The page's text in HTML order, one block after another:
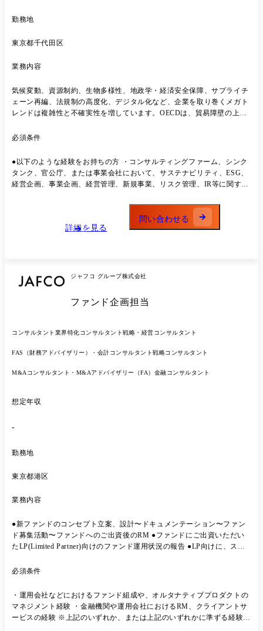
ン」を支える営業部門への連携を強化します。 <市場調査・分析業務(事
因の分析と標準化を通じて、事業拡大戦略を策定します。
勤務地
東京都千代田区
業務内容
気候変動、資源制約、生物多様性、地政学・経済安全保障、サプライチ
ェーン再編、法規制の高度化、デジタル化など、企業を取り巻くメガト
レンドは複雑性と不確実性を増しています。OECDは、貿易障壁の上
汚染・生物多様性損失などが、企業や経済にとって中長期の重要課題で
リティ開示基準を公表し、金融庁は2027年3月期から時価総額の大きい
プライム上場企業に対し段階的な適用開始を想定しています。グローバ
ルでも、ISSB基準を採用済み、または導入に向けた措置を講じる法域が
を統合的に考えるべきテーマになっています。 こうした環境下で企業に
求められるのは、単なるESG対応や情報開示ではありません。 メガトレ
ンドの行方を見極めながら、自社にとってのリスクと機会を捉え、長期
業・オペレーション変革、ガバナンス高度化までを一貫して支援し、企
方にフィットします ・経営企画、事業企画、財務・経営管理、新規事
ず、経営戦略や事業戦略に接続したい方 ・地政学、経済安全保障、気候
変動、規制、デジタル化などのメガトレンドを踏まえた経営課題に関心
ネス創出など、企業の将来像づくりに関わりたい方 ・社内外の多様なス
支援 ・サステナビリティを踏まえた中・長期経営計画策定支援 ・サス
ング支援 ・地政学・経済安全保障等を含むメガトレンド分析支援 事業
ル構築支援 ・サーキュラー製品戦略策定支援 ・サステナビリティ価値
業ガバナンス再構築支援 ・経営管理・KPI設計・モニタリング高度化支
業変革・価値創造のテーマとして扱う 点を重視します。 ●想定職位
ジション・ロールをご提案します ●役割および責任 Senior Consultant ・
プロジェクトで定められたスコープ、成果物に基づいたタスクの確実な
遂行 ・適切なタイミングで上位者と連携しながら、企業の持続的な成長
ット作成 ・自身の専門性・経験を踏まえた、クライアント課題に合わせ
Manager ・プロジェクトの組成、遂行、クロージングまでの一連のマネ
ジメント ・作業タスク・スケジュールを自ら起案し、クライアント期待
値やチームパフォーマンスを踏まえた成果物品質の確保 ・Consultantお
必須条件
●以下のような経験をお持ちの方 ・コンサルティングファーム、シンク
タンク、官公庁、または事業会社において、サステナビリティ、ESG、
経営企画、事業企画、経営管理、新規事業、リスク管理、IR等に関する
ず、経営戦略、事業戦略、価値創造、事業変革のテーマとして捉えられ
る方 ・気候変動、資源循環、生物多様性、人権、人的資本、サプライチ
ェーン、地政学・経済安全保障、規制動向等に関心を持ち、継続的に学
場合 ・サステナビリティ戦略、ESG経営、経営戦略、事業変革、リスク
マネジメント等に関するプロジェクトマネジメント経験 ・クライアント
課題を踏まえた提案活動、プロジェクト設計、成果物品質管理、チーム
マネジメントの経験 ・サステナビリティを起点とした新たな支援テーマ
詳細を見る
問い合わせる
ジャフコ グループ株式会社
ファンド企画担当
コンサルタント 業界特化コンサルタント戦略・経営コンサルタント
FAS（財務アドバイザリー）・会計コンサルタント戦略コンサルタント
M&Aコンサルタント・M&Aアドバイザリー（FA） 金融コンサルタント
想定年収
-
勤務地
東京都港区
業務内容
●新ファンドのコンセプト立案、設計〜ドキュメンテーション〜ファン
ド募集活動〜ファンドへのご出資後のRM ●ファンドにご出資いただい
たLP(Limited Partner)向けのファンド運用状況の報告 ●LP向けに、スタ
ートアップとの事業機会の提供 当社が手掛けるベンチャー投資・バイア
り、このファンドへの出資を大手企業や機関投資家などから募ります。
その活動全般をご担当いただきます。 スタートアップを取り巻く環境は
目まぐるしく変化しており、ポテンシャルもリスクも高いスタートアッ
必須条件
・運用会社などにおけるファンド組成や、オルタナティブプロダクトの
マネジメント経験 ・金融機関や運用会社におけるRM、クライアントサ
ービスの経験 ※上記のいずれか、または上記のいずれかに準ずる経験・